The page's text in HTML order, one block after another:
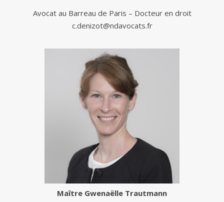
Avocat au Barreau de Paris – Docteur en droit
c.denizot@ndavocats.fr
Maître Gwenaëlle Trautmann